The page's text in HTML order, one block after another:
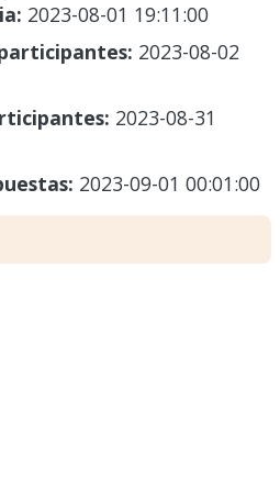
2023-08-01 19:11:00
2023-08-02
2023-08-31
2023-09-01 00:01:00